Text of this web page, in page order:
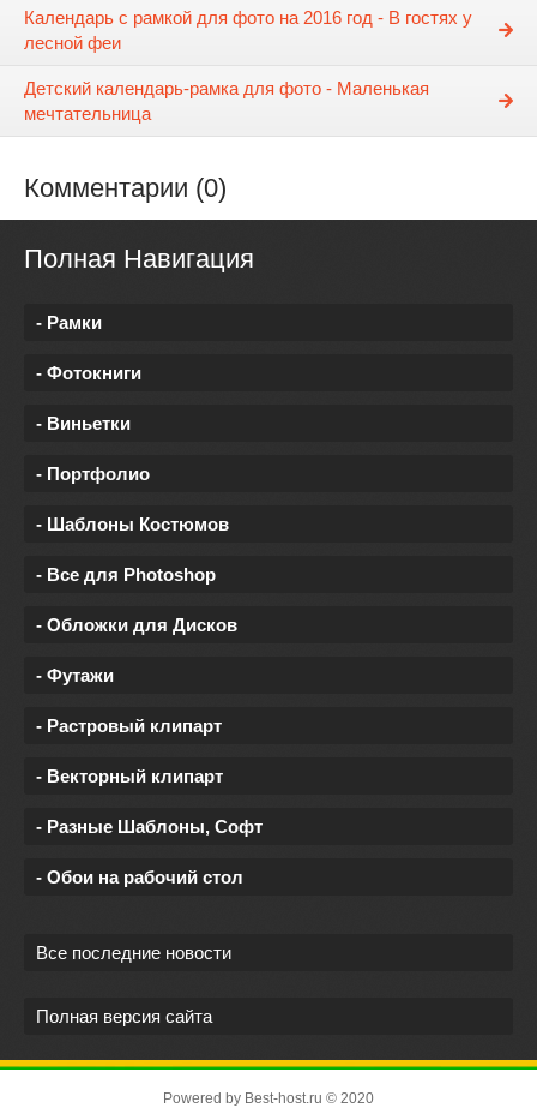
Календарь с рамкой для фото на 2016 год - В гостях у
лесной феи
Детский календарь-рамка для фото - Маленькая
мечтательница
Комментарии (0)
Полная Навигация
- Рамки
- Фотокниги
- Виньетки
- Портфолио
- Шаблоны Костюмов
- Все для Photoshop
- Обложки для Дисков
- Футажи
- Растровый клипарт
- Векторный клипарт
- Разные Шаблоны, Софт
- Обои на рабочий стол
Все последние новости
Полная версия сайта
Powered by Best-host.ru © 2020